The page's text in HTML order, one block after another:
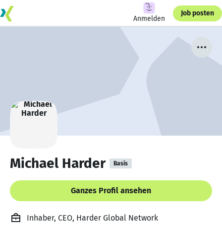
Anmelden
Job posten
Michael Harder Basis
Ganzes Profil ansehen
Inhaber, CEO, Harder Global Network